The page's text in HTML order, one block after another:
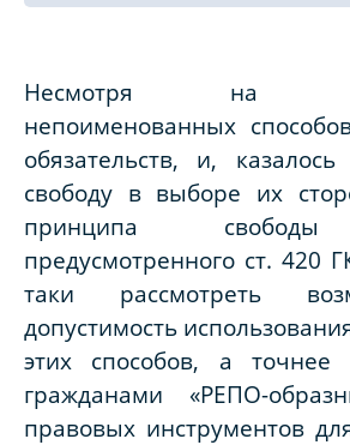
Несмотря на
непоименованных
обязательств, и,
свободу в выборе их
принципа свободы
предусмотренного ст. 420
таки рассмотреть
допустимость
этих способов, а точнее
гражданами «РЕПО-
правовых инструментов